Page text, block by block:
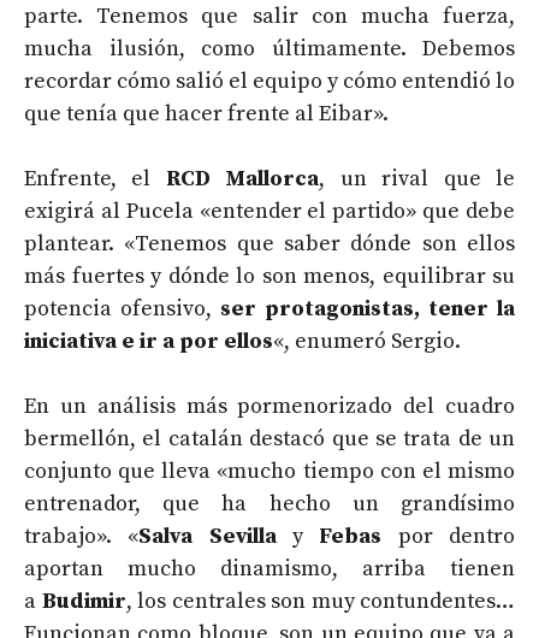
parte. Tenemos que salir con mucha fuerza,
mucha ilusión, como últimamente. Debemos
recordar cómo salió el equipo y cómo entendió lo
que tenía que hacer frente al Eibar».
Enfrente, el RCD Mallorca, un rival que le
exigirá al Pucela «entender el partido» que debe
plantear. «Tenemos que saber dónde son ellos
más fuertes y dónde lo son menos, equilibrar su
potencia ofensivo, ser protagonistas, tener la
iniciativa e ir a por ellos«, enumeró Sergio.
En un análisis más pormenorizado del cuadro
bermellón, el catalán destacó que se trata de un
conjunto que lleva «mucho tiempo con el mismo
entrenador, que ha hecho un grandísimo
trabajo». «Salva Sevillay Febas por dentro
aportan mucho dinamismo, arriba tienen
a Budimir, los centrales son muy contundentes…